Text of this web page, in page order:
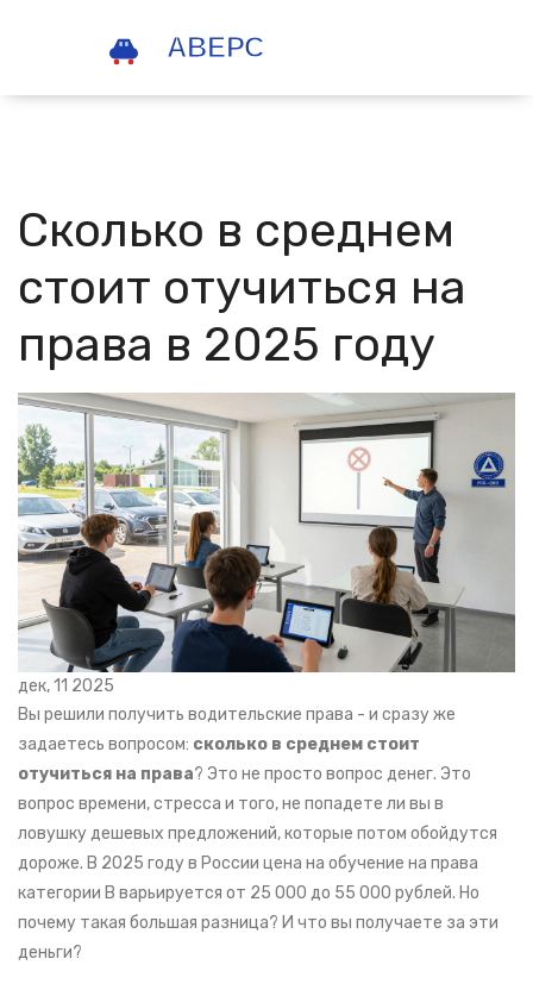
Сколько в среднем
стоит отучиться на
права в 2025 году
дек, 11 2025
Вы решили получить водительские права - и сразу же
задаетесь вопросом: сколько в среднем стоит
отучиться на права? Это не просто вопрос денег. Это
вопрос времени, стресса и того, не попадете ли вы в
ловушку дешевых предложений, которые потом обойдутся
дороже. В 2025 году в России цена на обучение на права
категории B варьируется от 25 000 до 55 000 рублей. Но
почему такая большая разница? И что вы получаете за эти
деньги?